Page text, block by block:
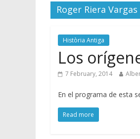
Roger Riera Vargas
Història Antiga
Los
7 February, 2014
En el programa de esta
Read more